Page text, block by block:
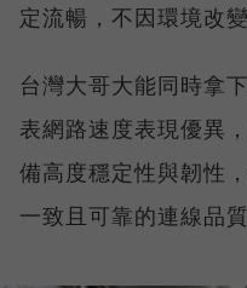
定流暢，不因環境改
台灣大哥大能同時拿
表網路速度表現優異
備高度穩定性與韌性
一致且可靠的連線品質